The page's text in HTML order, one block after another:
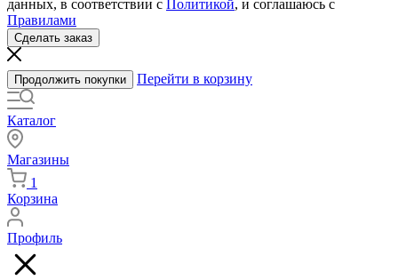
данных, в соответствии с Политикой, и соглашаюсь с
Правилами
Сделать заказ
Продолжить покупки Перейти в корзину
Каталог
Магазины
1
Корзина
Профиль